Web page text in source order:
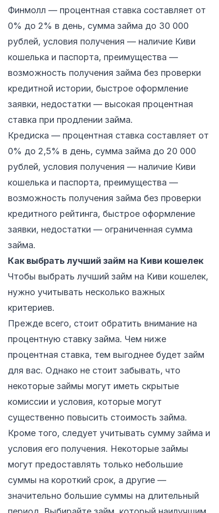
Финмолл — процентная ставка составляет от
0% до 2% в день, сумма займа до 30 000
рублей, условия получения — наличие Киви
кошелька и паспорта, преимущества —
возможность получения займа без проверки
кредитной истории, быстрое оформление
заявки, недостатки — высокая процентная
ставка при продлении займа.
Кредиска — процентная ставка составляет от
0% до 2,5% в день, сумма займа до 20 000
рублей, условия получения — наличие Киви
кошелька и паспорта, преимущества —
возможность получения займа без проверки
кредитного рейтинга, быстрое оформление
заявки, недостатки — ограниченная сумма
займа.
Как выбрать лучший займ на Киви кошелек
Чтобы выбрать лучший займ на Киви кошелек,
нужно учитывать несколько важных
критериев.
Прежде всего, стоит обратить внимание на
процентную ставку займа. Чем ниже
процентная ставка, тем выгоднее будет займ
для вас. Однако не стоит забывать, что
некоторые займы могут иметь скрытые
комиссии и условия, которые могут
существенно повысить стоимость займа.
Кроме того, следует учитывать сумму займа и
условия его получения. Некоторые займы
могут предоставлять только небольшие
суммы на короткий срок, а другие —
значительно большие суммы на длительный